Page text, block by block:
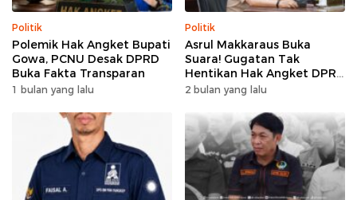
Politik
Polemik Hak Angket Bupati
Gowa, PCNU Desak DPRD
Buka Fakta Transparan
1 bulan yang lalu
Politik
Asrul Makkaraus Buka
Suara! Gugatan Tak
Hentikan Hak Angket DPRD
Gowa
2 bulan yang lalu